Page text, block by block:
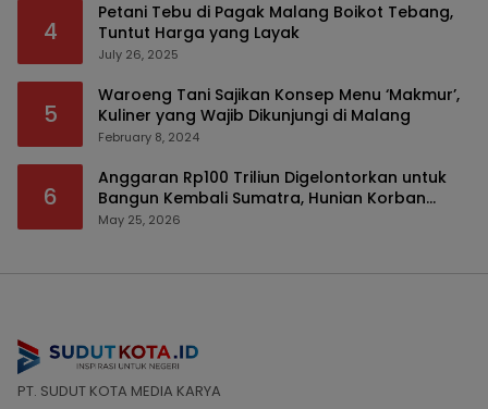
4
Petani Tebu di Pagak Malang Boikot Tebang,
Tuntut Harga yang Layak
July 26, 2025
5
Waroeng Tani Sajikan Konsep Menu ‘Makmur’,
Kuliner yang Wajib Dikunjungi di Malang
February 8, 2024
6
Anggaran Rp100 Triliun Digelontorkan untuk
Bangun Kembali Sumatra, Hunian Korban
Bencana Bakal Difokuskan
May 25, 2026
PT. SUDUT KOTA MEDIA KARYA